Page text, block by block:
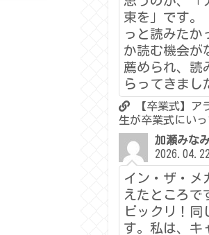
束を」です。
っと読みたか
か読む機会が
薦められ、読
らってきまし
【卒業式】ア
生が卒業式にいっ
加瀬みな
2026.04.22
イン・ザ・メ
えたところで
ビックリ！同
す。私は、キ